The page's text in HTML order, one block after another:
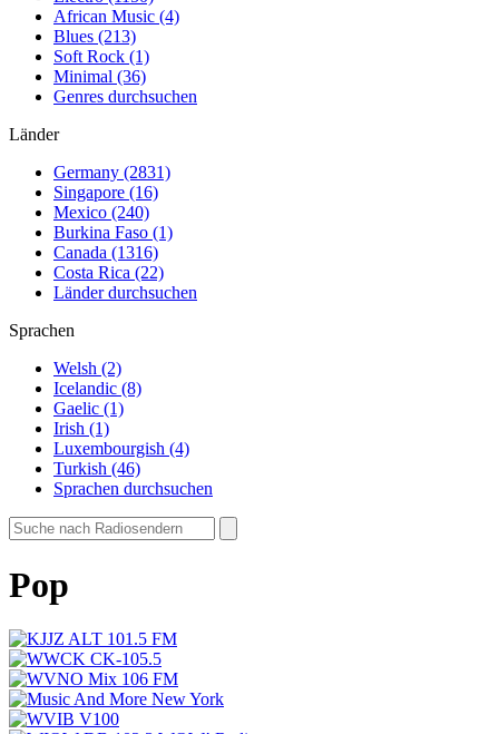
African Music (4)
Blues (213)
Soft Rock (1)
Minimal (36)
Genres durchsuchen
Länder
Germany (2831)
Singapore (16)
Mexico (240)
Burkina Faso (1)
Canada (1316)
Costa Rica (22)
Länder durchsuchen
Sprachen
Welsh (2)
Icelandic (8)
Gaelic (1)
Irish (1)
Luxembourgish (4)
Turkish (46)
Sprachen durchsuchen
Pop